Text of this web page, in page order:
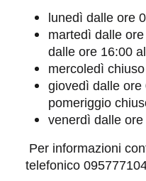
lunedì dalle ore
martedì dalle
dalle ore 16:00
mercoledì
giovedì dalle ore
pomeriggio
venerdì dalle
Per informazioni
telefonico